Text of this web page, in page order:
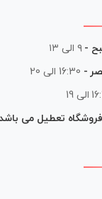
- ۹ الی ۱۳
- 16:30 الی 20
19
تعطیل می باشد